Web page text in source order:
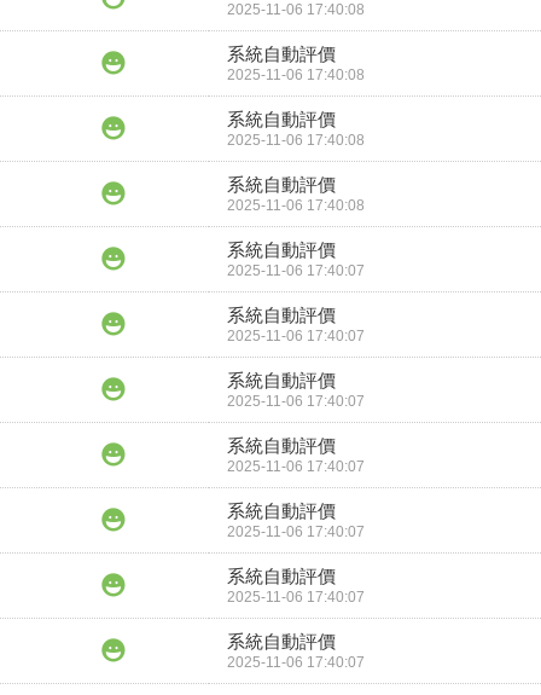
2025-11-06 17:40:08
系統自動評價
2025-11-06 17:40:08
系統自動評價
2025-11-06 17:40:08
系統自動評價
2025-11-06 17:40:08
系統自動評價
2025-11-06 17:40:07
系統自動評價
2025-11-06 17:40:07
系統自動評價
2025-11-06 17:40:07
系統自動評價
2025-11-06 17:40:07
系統自動評價
2025-11-06 17:40:07
系統自動評價
2025-11-06 17:40:07
系統自動評價
2025-11-06 17:40:07